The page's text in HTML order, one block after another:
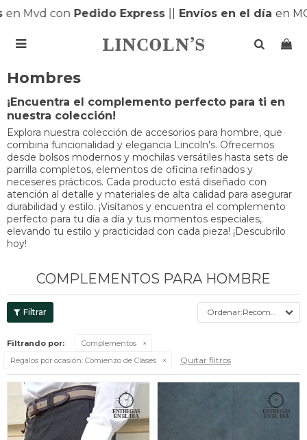
en Mvd conPedido Express| Envíos en el díaen

Hombres
¡Encuentra el complemento perfecto para ti en
nuestra colección!
Explora nuestra colección de accesorios para hombre, que
combina funcionalidad y elegancia Lincoln's. Ofrecemos
desde bolsos modernos y mochilas versátiles hasta sets de
parrilla completos, elementos de oficina refinados y
neceseres prácticos. Cada producto está diseñado con
atención al detalle y materiales de alta calidad para asegurar
durabilidad y estilo. ¡Visítanos y encuentra el complemento
perfecto para tu día a día y tus momentos especiales,
elevando tu estilo y practicidad con cada pieza! ¡Descubrilo
hoy!
COMPLEMENTOS PARA HOMBRE
Recomendados
Filtrando por:
Complementos
Regalos por ocasión: Comienzo de Clases Quitar filtros